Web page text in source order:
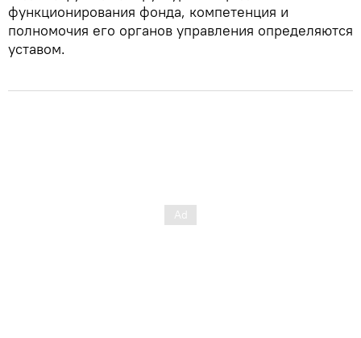
функционирования фонда, компетенция и
полномочия его органов управления определяются
уставом.